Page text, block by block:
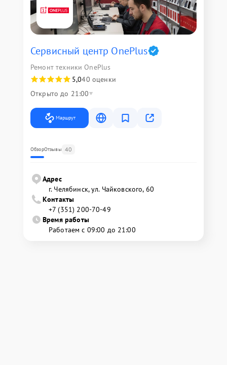
Сервисный центр OnePlus
Ремонт техники OnePlus
5,040 оценки
Открыто до 21:00
Маршрут
ОбзорОтзывы 40
Адрес
г. Челябинск, ул. Чайковского, 60
Контакты
+7 (351) 200-70-49
Время работы
Работаем с 09:00 до 21:00